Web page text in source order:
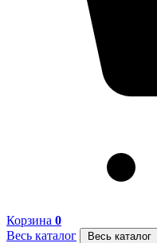
Корзина 0
Весь каталог
Весь каталог